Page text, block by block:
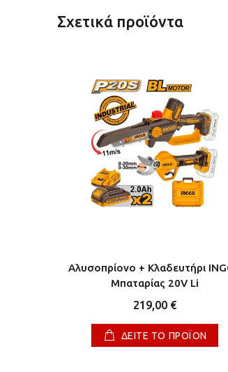
Σχετικά προϊόντα
Αλυσοπρίονο + Κλαδευτήρι
Μπαταρίας 20V Li
219,00 €
ΔΕΙΤΕ ΤΟ ΠΡΟΪΟΝ